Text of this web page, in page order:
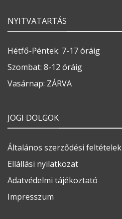
NYITVATARTÁS
Hétfő-Péntek: 7-17 óráig
Szombat: 8-12 óráig
Vasárnap: ZÁRVA
JOGI DOLGOK
Általános szerződési feltételek
Ellállási nyilatkozat
Adatvédelmi tájékoztató
Impresszum